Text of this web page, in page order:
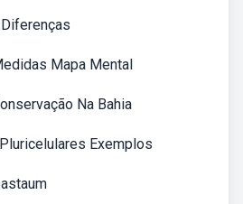
Mapa Mental
Na Bahia
Exemplos